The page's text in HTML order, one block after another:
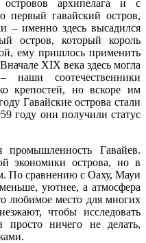
архипелага и с
первый гавайский остров,
– именно здесь высадился
остров, который король
ему пришлось применить
XIX века здесь могла
наши соотечественники
крепостей, но вскоре им
Гавайские острова стали
году они получили статус
промышленность Гавайев.
экономики острова, но в
По сравнению с Оаху, Мауи
уютнее, а атмосфера
любимое место для многих
чтобы исследовать
просто ничего не делать,